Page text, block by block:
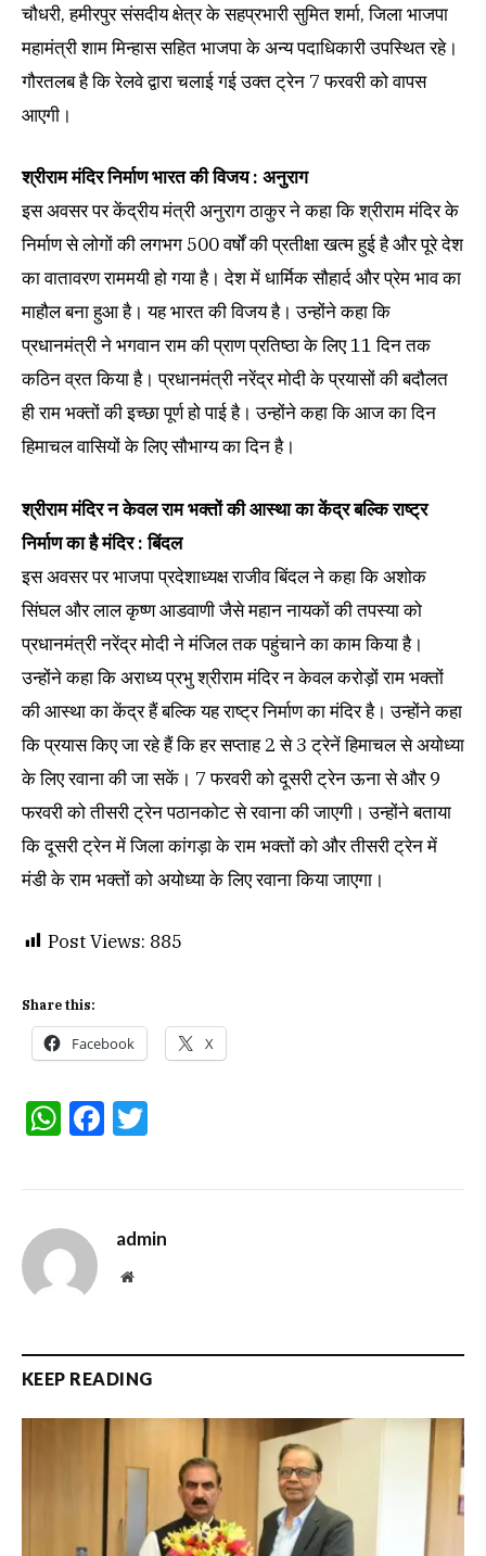
चौधरी, हमीरपुर संसदीय क्षेत्र के सहप्रभारी सुमित शर्मा, जिला भाजपा
महामंत्री शाम मिन्हास सहित भाजपा के अन्य पदाधिकारी उपस्थित रहे।
गौरतलब है कि रेलवे द्वारा चलाई गई उक्त ट्रेन 7 फरवरी को वापस
आएगी।
श्रीराम मंदिर निर्माण भारत की विजय : अनुराग
इस अवसर पर केंद्रीय मंत्री अनुराग ठाकुर ने कहा कि श्रीराम मंदिर के
निर्माण से लोगों की लगभग 500 वर्षों की प्रतीक्षा खत्म हुई है और पूरे देश
का वातावरण राममयी हो गया है। देश में धार्मिक सौहार्द और प्रेम भाव का
माहौल बना हुआ है। यह भारत की विजय है। उन्होंने कहा कि
प्रधानमंत्री ने भगवान राम की प्राण प्रतिष्ठा के लिए 11 दिन तक
कठिन व्रत किया है। प्रधानमंत्री नरेंद्र मोदी के प्रयासों की बदौलत
ही राम भक्तों की इच्छा पूर्ण हो पाई है। उन्होंने कहा कि आज का दिन
हिमाचल वासियों के लिए सौभाग्य का दिन है।
श्रीराम मंदिर न केवल राम भक्तों की आस्था का केंद्र बल्कि राष्ट्र
निर्माण का है मंदिर : बिंदल
इस अवसर पर भाजपा प्रदेशाध्यक्ष राजीव बिंदल ने कहा कि अशोक
सिंघल और लाल कृष्ण आडवाणी जैसे महान नायकों की तपस्या को
प्रधानमंत्री नरेंद्र मोदी ने मंजिल तक पहुंचाने का काम किया है।
उन्होंने कहा कि अराध्य प्रभु श्रीराम मंदिर न केवल करोड़ों राम भक्तों
की आस्था का केंद्र हैं बल्कि यह राष्ट्र निर्माण का मंदिर है। उन्होंने कहा
कि प्रयास किए जा रहे हैं कि हर सप्ताह 2 से 3 ट्रेनें हिमाचल से अयोध्या
के लिए रवाना की जा सकें। 7 फरवरी को दूसरी ट्रेन ऊना से और 9
फरवरी को तीसरी ट्रेन पठानकोट से रवाना की जाएगी। उन्होंने बताया
कि दूसरी ट्रेन में जिला कांगड़ा के राम भक्तों को और तीसरी ट्रेन में
मंडी के राम भक्तों को अयोध्या के लिए रवाना किया जाएगा।
Post Views: 885
Share this:
Facebook X
WhatsApp
Facebook
admin
Website
KEEP READING